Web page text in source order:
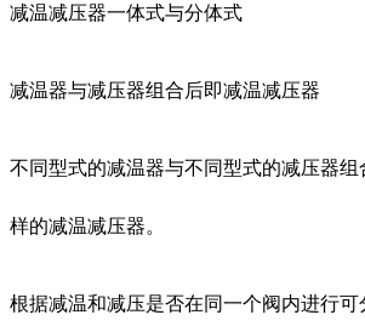
减温减压器一体式与分体式
减温器与减压器组合后即减温减压器
不同型式的减温器与不同型式的减压器
样的减温减压器。
根据减温和减压是否在同一个阀内进行可